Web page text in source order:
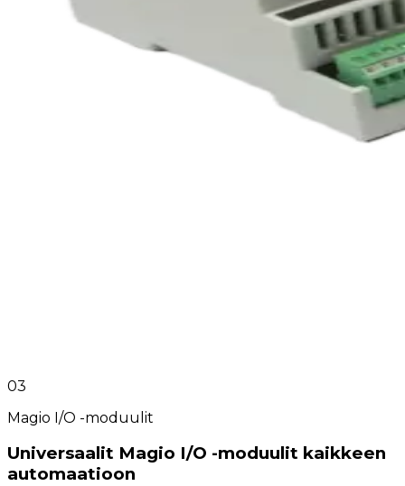
03
Magio I/O -moduulit
Universaalit Magio I/O -moduulit kaikkeen
automaatioon